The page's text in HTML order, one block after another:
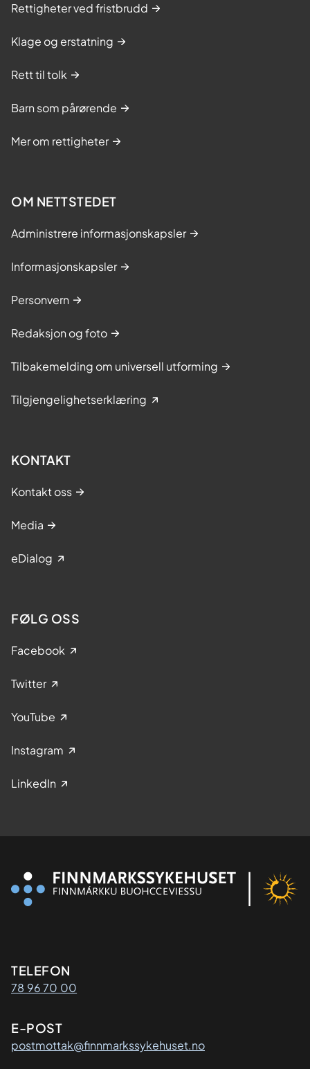
Rettigheter ved fristbrudd
Klage og erstatning
Rett til tolk
Barn som pårørende
Mer om rettigheter
OM NETTSTEDET
Administrere informasjonskapsler
Informasjonskapsler
Personvern
Redaksjon og foto
Tilbakemelding om universell utforming
Tilgjengelighetserklæring
KONTAKT
Kontakt oss
Media
eDialog
FØLG OSS
Facebook
Twitter
YouTube
Instagram
LinkedIn
Kontaktinformasjon
TELEFON
78 96 70 00
E-POST
postmottak@finnmarkssykehuset.no